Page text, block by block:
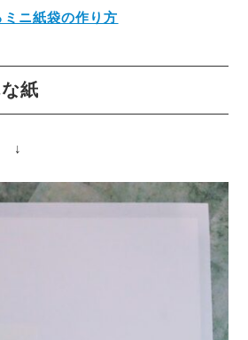
ニ紙袋の作り方
紙
↓